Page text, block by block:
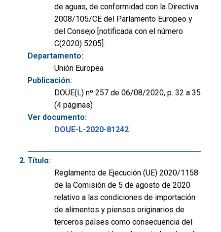
de aguas, de conformidad con la Directiva
2008/105/CE del Parlamento Europeo y
del Consejo [notificada con el número
C(2020) 5205].
Departamento:
Unión Europea
Publicación:
DOUE(L) nº 257 de 06/08/2020, p. 32 a 35
(4 páginas)
Ver documento:
DOUE-L-2020-81242
Título:
Reglamento de Ejecución (UE) 2020/1158
de la Comisión de 5 de agosto de 2020
relativo a las condiciones de importación
de alimentos y piensos originarios de
terceros países como consecuencia del